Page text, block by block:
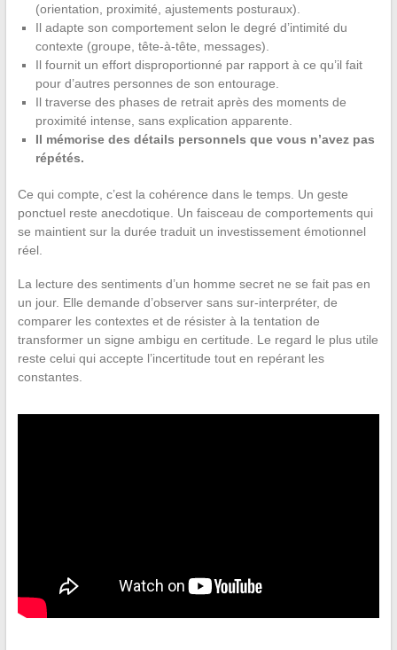
(orientation, proximité, ajustements posturaux).
Il adapte son comportement selon le degré d’intimité du
contexte (groupe, tête-à-tête, messages).
Il fournit un effort disproportionné par rapport à ce qu’il fait
pour d’autres personnes de son entourage.
Il traverse des phases de retrait après des moments de
proximité intense, sans explication apparente.
Il mémorise des détails personnels que vous n’avez pas
répétés.
Ce qui compte, c’est la cohérence dans le temps. Un geste
ponctuel reste anecdotique. Un faisceau de comportements qui
se maintient sur la durée traduit un investissement émotionnel
réel.
La lecture des sentiments d’un homme secret ne se fait pas en
un jour. Elle demande d’observer sans sur-interpréter, de
comparer les contextes et de résister à la tentation de
transformer un signe ambigu en certitude. Le regard le plus utile
reste celui qui accepte l’incertitude tout en repérant les
constantes.